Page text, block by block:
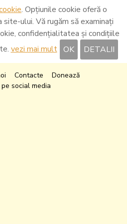
. Opțiunile cookie oferă o
ului. Vă rugăm să examinați
confidențialitatea și condițiile
vezi mai mult OK DETALII
Contacte
Donează
social media